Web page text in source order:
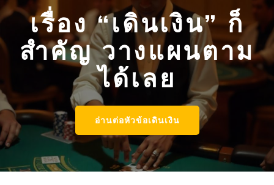
เรื่อง “เดินเงิน” ก็
สำคัญ วางแผนตาม
ได้เลย
อ่านต่อหัวข้อเดินเงิน